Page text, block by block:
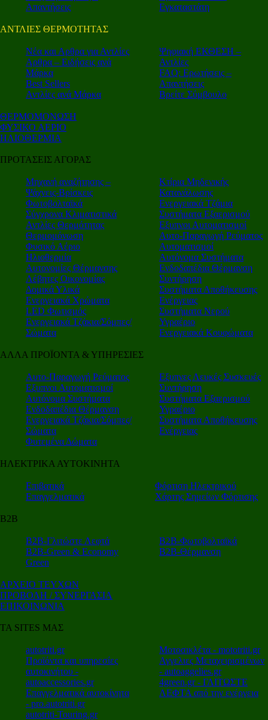
Απαντήσεις
Εγκαταστάτη
ΑΝΤΛΙΕΣ ΘΕΡΜΟΤΗΤΑΣ
Nέα και Αρθρα για Αντλίες
Αρθρα – Ειδήσεις ανά
Μάρκα
Best Sellers
Αντλίες ανά Μάρκα
Ψηφιακή ΕΚΘΕΣΗ –
Αντλίες
FAQ: Ερωτήσεις –
Απαντήσεις
Βρείτε Σύμβουλο
ΘΕΡΜΟΜΟΝΩΣΗ
ΦΥΣΙΚΟ ΑΕΡΙΟ
ΗΛΙΟΘΕΡΜΙΑ
ΠΡΟΤΑΣΕΙΣ ΑΓΟΡΑΣ
Μηχανή αναζήτησης –
Ψάχνεις-Βρίσκεις
Φωτοβολταϊκά
Σύγχρονα Κλιματιστικά
Αντλίες Θερμότητας
Θερμομόνωση
Φυσικό Αέριο
Ηλιοθερμία
Αυτονομίες Θέρμανσης
Λέβητες Οικονομίας
Δομικά Υλικά
Ενεργειακά Χρώματα
LED Φωτισμός
Ενεργειακά Τζάκια/Σόμπες/
Σώματα
Κτίρια Μηδενικής
Κατανάλωσης
Ενεργειακά Τζάμια
Συστήματα Εξαερισμού
Εξυπνοι Αυτοματισμοί
Αυτο-Παραγωγή Ρεύματος
Αυτοματισμοί
Αυτόνομα Συστήματα
Ενδοδαπέδια Θέρμανση
Συντήρηση
Συστήματα Αποθήκευσης
Ενέργειας
Συστήματα Νερού
Υγραέριο
Ενεργειακά Κουφώματα
ΑΛΛΑ ΠΡΟΪΟΝΤΑ & ΥΠΗΡΕΣΙΕΣ
Αυτο-Παραγωγή Ρεύματος
Εξυπνοι Αυτοματισμοί
Αυτόνομα Συστήματα
Ενδοδαπέδια Θέρμανση
Ενεργειακά Τζάκια/Σόμπες/
Σώματα
Φυτεμένα Δώματα
Εξυπνες Λευκές Συσκευές
Συντήρηση
Συστήματα Εξαερισμού
Υγραέριο
Συστήματα Αποθήκευσης
Ενέργειας
ΗΛΕΚΤΡΙΚΑ ΑΥΤΟΚΙΝΗΤΑ
Επιβατικά
Επαγγελματικά
Φόρτιση Ηλεκτρικού
Χάρτης Σημείων Φόρτισης
Β2Β
Β2Β-Γλιτώστε Λεφτά
Β2Β-Green & Economy
Green
Β2Β-Φωτοβολταϊκά
Β2Β-Θέρμανση
ΑΡΧΕΙΟ ΤΕΥΧΩΝ
ΠΡΟΒΟΛΗ / ΣΥΝΕΡΓΑΣΙΑ
ΕΠΙΚΟΙΝΩΝΙΑ
ΤΑ SITES ΜΑΣ
autotriti.gr
Προϊόντα και υπηρεσίες
αυτοκινήτου -
autoaccessories.gr
Επαγγελματικά αυτοκίνητα
- pro.autotriti.gr
autotriti-Touring.gr
Μοτοσικλέτα - mototriti.gr
Αγγελιες Μεταχειρισμένων
- autoaggelies.gr
4green.gr - ΓΛΙΤΩΣΤΕ
ΛΕΦΤΑ από την ενέργεια